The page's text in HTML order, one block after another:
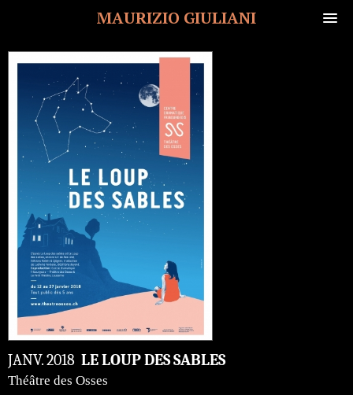
MAURIZIO GIULIANI
JANV. 2018 LE LOUP DES SABLES
Théâtre des Osses